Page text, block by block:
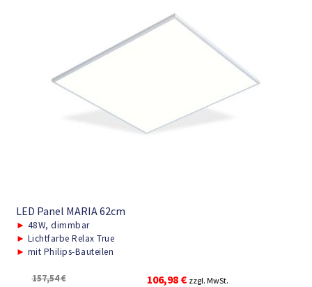
LED Panel MARIA 62cm
► 48W, dimmbar
► Lichtfarbe Relax True
► mit Philips-Bauteilen
157,54€
Ursprünglicher
106,98 €Aktueller
zzgl. MwSt.